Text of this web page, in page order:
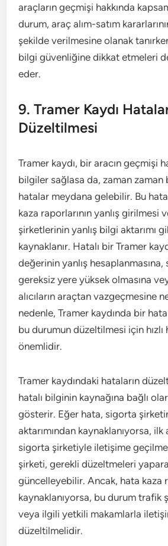
araçların geçmişi hakkında
durum, araç alım-satım
şekilde verilmesine olanak
bilgi güvenliğine dikkat etmeleri
eder.
9. Tramer Kaydı
Düzeltilmesi
Tramer kaydı, bir aracın geçmişi
bilgiler sağlasa da, zaman zaman
hatalar meydana gelebilir. Bu
kaza raporlarının yanlış girilmesi
şirketlerinin yanlış bilgi aktarımı
kaynaklanır. Hatalı bir Tramer
değerinin yanlış
gereksiz yere yüksek olmasına
alıcıların araçtan vazgeçmesine
nedenle, Tramer kaydında bir
bu durumun düzeltilmesi için
önemlidir.
Tramer kaydındaki hataların
hatalı bilginin kaynağına bağlı
gösterir. Eğer hata, sigorta
aktarımından kaynaklanıyorsa,
sigorta şirketiyle iletişime
şirketi, gerekli düzeltmeleri
güncelleyebilir. Ancak, hata kaza
kaynaklanıyorsa, bu durum trafik
veya ilgili yetkili makamlarla
düzeltilmelidir.